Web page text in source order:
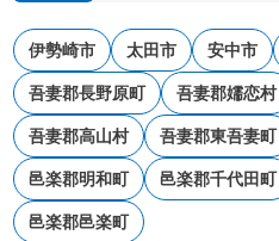
伊勢崎市 太田市 安中市
吾妻郡長野原町 吾妻郡嬬恋村
吾妻郡高山村 吾妻郡東吾妻町
邑楽郡明和町 邑楽郡千代田町
邑楽郡邑楽町